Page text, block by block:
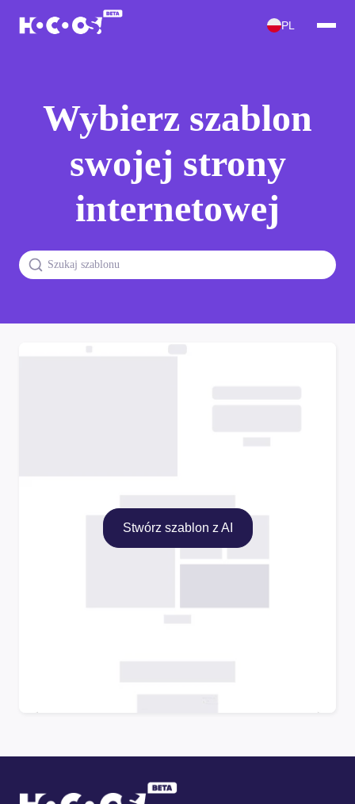
PL
Wybierz szablon
swojej strony
internetowej
Stwórz szablon z AI